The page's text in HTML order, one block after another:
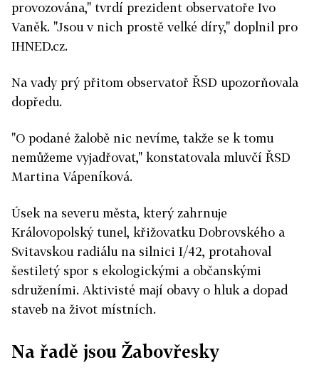
provozována," tvrdí prezident observatoře Ivo
Vaněk. "Jsou v nich prostě velké díry," doplnil pro
IHNED.cz.
Na vady prý přitom observatoř ŘSD upozorňovala
dopředu.
"O podané žalobě nic nevíme, takže se k tomu
nemůžeme vyjadřovat," konstatovala mluvčí ŘSD
Martina Vápeníková.
Úsek na severu města, který zahrnuje
Královopolský tunel, křižovatku Dobrovského a
Svitavskou radiálu na silnici I/42, protahoval
šestiletý spor s ekologickými a občanskými
sdruženími. Aktivisté mají obavy o hluk a dopad
staveb na život místních.
Na řadě jsou Žabovřesky